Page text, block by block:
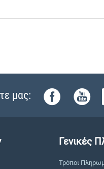
μας:
Γενικές
Τρόποι